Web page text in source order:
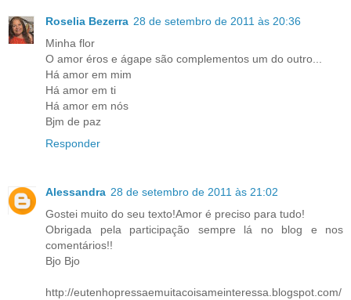
Roselia Bezerra 28 de setembro de 2011 às 20:36
Minha flor
O amor éros e ágape são complementos um do outro...
Há amor em mim
Há amor em ti
Há amor em nós
Bjm de paz
Responder
Alessandra 28 de setembro de 2011 às 21:02
Gostei muito do seu texto!Amor é preciso para tudo!
Obrigada pela participação sempre lá no blog e nos
comentários!!
Bjo Bjo
http://eutenhopressaemuitacoisameinteressa.blogspot.com/